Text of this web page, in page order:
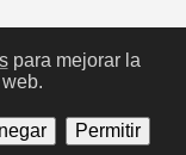
para mejorar la
Permitir